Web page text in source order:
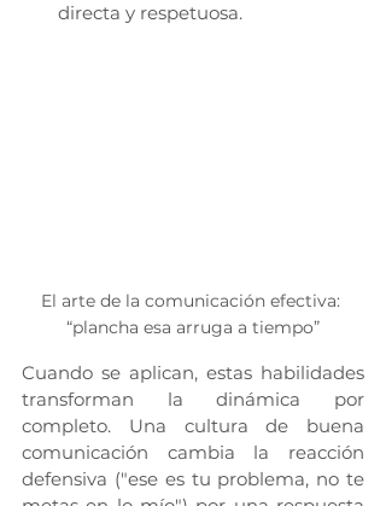
directa y respetuosa.
El arte de la comunicación efectiva:
“plancha esa arruga a tiempo”
Cuando se aplican, estas habilidades
transforman la dinámica por
completo. Una cultura de buena
comunicación
cambia la reacción
defensiva ("ese es tu problema, no te